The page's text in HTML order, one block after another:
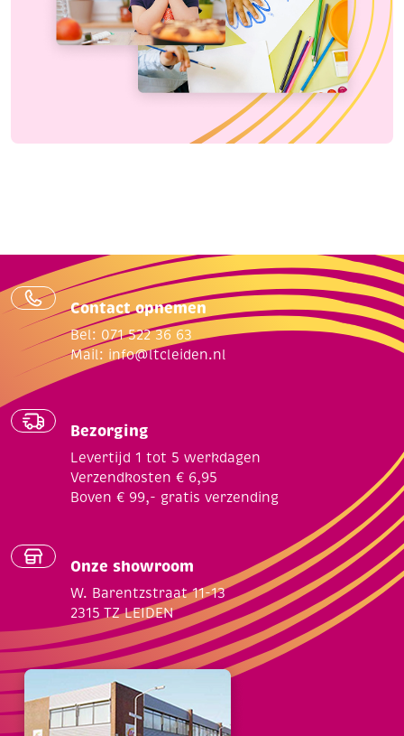
Contact opnemen
Bel: 071 522 36 63
Mail: info@ltcleiden.nl
Bezorging
Levertijd 1 tot 5 werkdagen
Verzendkosten € 6,95
Boven € 99,- gratis verzending
Onze showroom
W. Barentzstraat 11-13
2315 TZ LEIDEN